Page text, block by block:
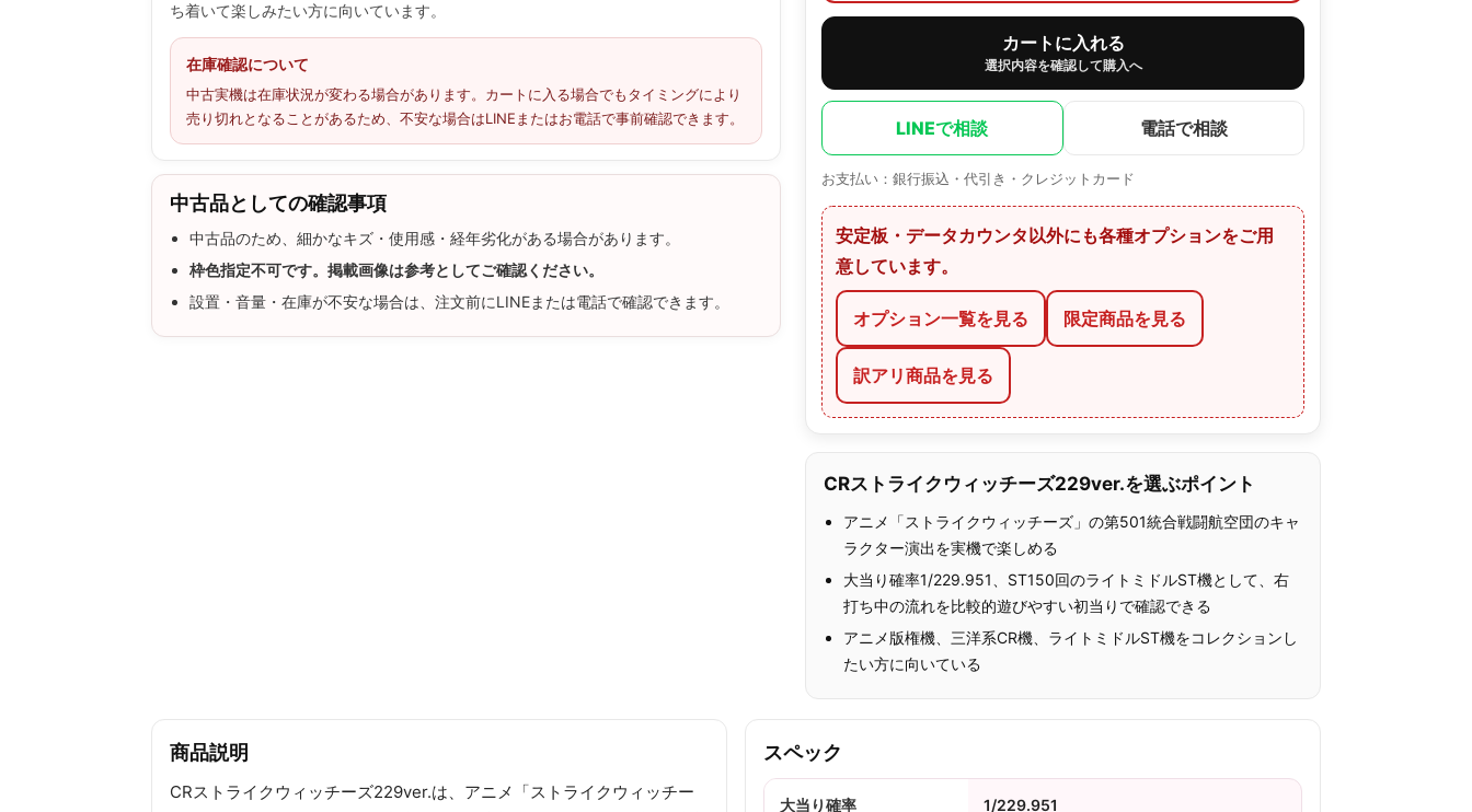
ち着いて楽しみたい方に向いています。
在庫確認について
中古実機は在庫状況が変わる場合があります。カートに入る場合でもタイミングにより
売り切れとなることがあるため、不安な場合はLINEまたはお電話で事前確認できます。
中古品としての確認事項
中古品のため、細かなキズ・使用感・経年劣化がある場合があります。
枠色指定不可です。掲載画像は参考としてご確認ください。
設置・音量・在庫が不安な場合は、注文前にLINEまたは電話で確認できます。
カートに入れる
選択内容を確認して購入へ
LINEで相談 電話で相談
お支払い：銀行振込・代引き・クレジットカード
安定板・データカウンタ以外にも各種オプションをご用
意しています。
オプション一覧を見る 限定商品を見る
訳アリ商品を見る
CRストライクウィッチーズ229ver.を選ぶポイント
アニメ「ストライクウィッチーズ」の第501統合戦闘航空団のキャ
ラクター演出を実機で楽しめる
大当り確率1/229.951、ST150回のライトミドルST機として、右
打ち中の流れを比較的遊びやすい初当りで確認できる
アニメ版権機、三洋系CR機、ライトミドルST機をコレクションし
たい方に向いている
商品説明
CRストライクウィッチーズ229ver.は、アニメ「ストライクウィッチー
スペック
大当り確率 1/229.951